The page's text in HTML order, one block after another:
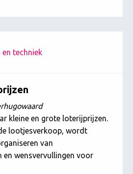
techniek
kleine en grote loterijprijzen.
lootjesverkoop, wordt
van
en wensvervullingen voor